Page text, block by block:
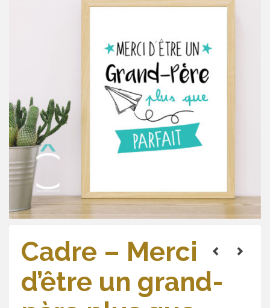
Cadre – Merci
d’être un grand-